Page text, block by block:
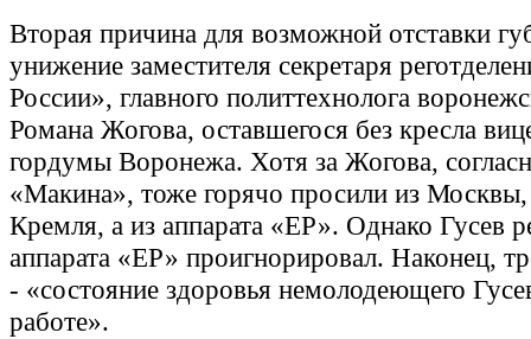
Вторая причина для возможной отставки
унижение заместителя секретаря
России», главного политтехнолога
Романа Жогова, оставшегося без кресла
гордумы Воронежа. Хотя за Жогова,
«Макина», тоже горячо просили из Москвы,
Кремля, а из аппарата «ЕР». Однако Гусев
аппарата «ЕР» проигнорировал. Наконец,
- «состояние здоровья немолодеющего
работе».